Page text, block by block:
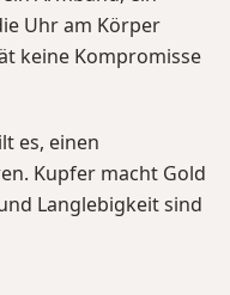
Uhr am Körper
keine Kompromisse
es, einen
Kupfer macht Gold
Langlebigkeit sind